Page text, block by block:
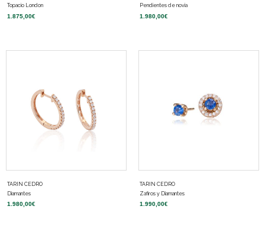
Topacio London
1.875,00€
Pendientes de novia
1.980,00€
TARIN CEDRO
Diamantes
1.980,00€
TARIN CEDRO
Zafiros y Diamantes
1.990,00€